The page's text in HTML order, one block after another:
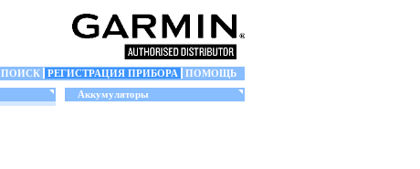
ПОИСК РЕГИСТРАЦИЯ ПРИБОРА
ПОМОЩЬ
Аккумуляторы